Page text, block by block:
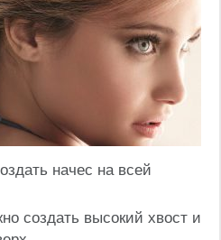
начес на всей
создать высокий хвост и